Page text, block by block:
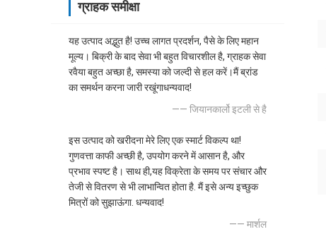
ग्राहक समीक्षा
यह उत्पाद अद्भुत है! उच्च लागत प्रदर्शन, पैसे के लिए महान
मूल्य। बिक्री के बाद सेवा भी बहुत विचारशील है, ग्राहक सेवा
रवैया बहुत अच्छा है, समस्या को जल्दी से हल करें।मैं ब्रांड
का समर्थन करना जारी रखूंगाधन्यवाद!
—— जियानकार्लो इटली से है
इस उत्पाद को खरीदना मेरे लिए एक स्मार्ट विकल्प था!
गुणवत्ता काफी अच्छी है, उपयोग करने में आसान है, और
प्रभाव स्पष्ट है। साथ ही,यह विक्रेता के समय पर संचार और
तेजी से वितरण से भी लाभान्वित होता है. मैं इसे अन्य इच्छुक
मित्रों को सुझाऊंगा. धन्यवाद!
—— मार्शल